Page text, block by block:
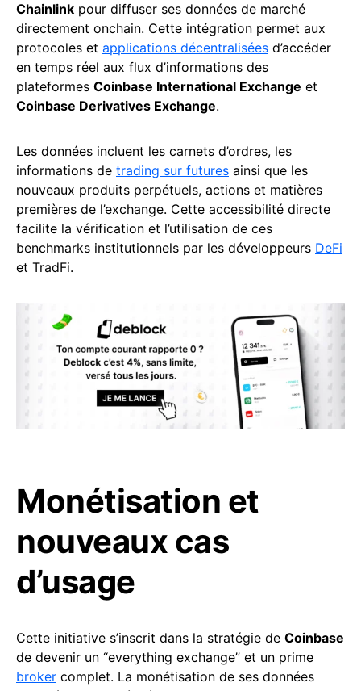
Chainlink pour diffuser ses données de marché
directement onchain. Cette intégration permet aux
protocoles et applications décentralisées d’accéder
en temps réel aux flux d’informations des
plateformes Coinbase International Exchange et
Coinbase Derivatives Exchange.
Les données incluent les carnets d’ordres, les
informations de trading sur futures ainsi que les
nouveaux produits perpétuels, actions et matières
premières de l’exchange. Cette accessibilité directe
facilite la vérification et l’utilisation de ces
benchmarks institutionnels par les développeurs DeFi
et TradFi.
Monétisation et
nouveaux cas
d’usage
Cette initiative s’inscrit dans la stratégie de Coinbase
de devenir un “everything exchange” et un prime
broker complet. La monétisation de ses données